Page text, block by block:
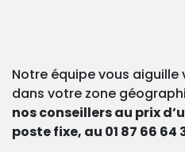
Notre équipe vous aiguille
dans votre zone
nos conseillers au prix
poste fixe, au 01 87 66 64